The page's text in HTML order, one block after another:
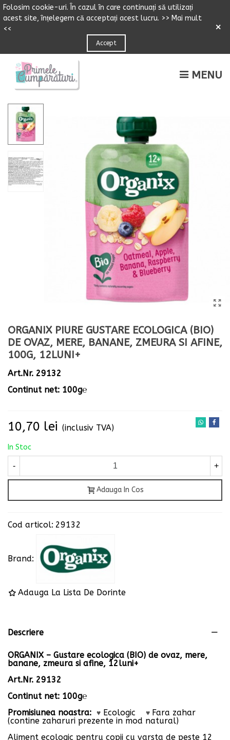
Folosim cookie-uri. n cazulîn care continuați să utilizați
acest site,înțelegem că acceptați acest lucru. >> Mai mult
<<
Accept
×
MENU
ORGANIX PIURE GUSTARE ECOLOGICA (BIO)
DE OVAZ, MERE, BANANE, ZMEURA SI AFINE,
100G, 12LUNI+
Art.Nr. 29132
Continut net: 100g℮
10,70 lei (inclusiv TVA)
In Stoc
- +
Adauga In Cos
Cod articol: 29132
Brand:
Adauga La Lista De Dorinte
Descriere
ORGANIX – Gustare ecologica (BIO) de ovaz, mere,
banane, zmeura si afine, 12luni+
Art.Nr. 29132
Continut net: 100g℮
Promisiunea noastra:
♥ Ecologic ♥ Fara zahar
(contine zaharuri prezente in mod natural)
Aliment ecologic pentru copii cu varsta de peste 12